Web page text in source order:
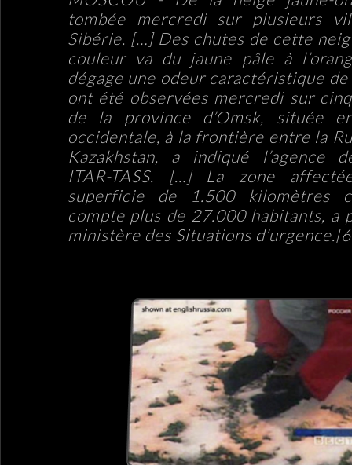
tombée mercredi sur plusieurs
Sibérie. […]Des chutes de cette
couleur va du jaune pâle à
dégage une odeur caractéristique de
ont été observées mercredi sur
de la province d’Omsk, située
occidentale, à la frontière entre la
Kazakhstan, a indiqué l’agence
ITAR-TASS. […]La zone
superficie de 1.500 kilomètres
compte plus de 27.000 habitants, a
ministère des Situations d’urgence.